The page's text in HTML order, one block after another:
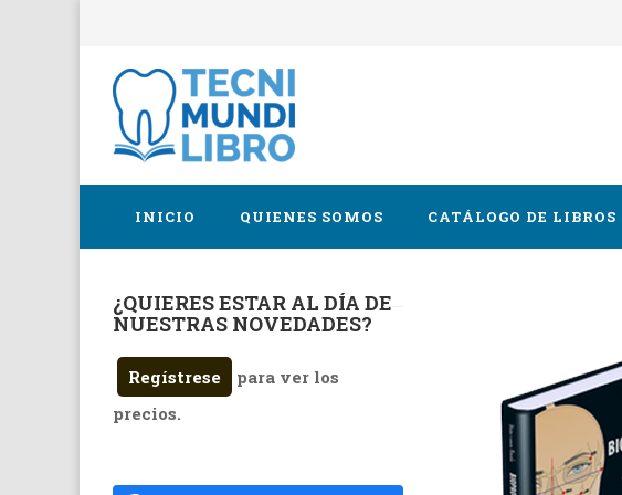
INICIO QUIENES SOMOS CATÁLOGO DE
Implantología
Oclusión y Gnatología
¿QUIERES ESTAR AL DÍA DE
NUESTRAS NOVEDADES?
Regístrese
para ver los
precios.